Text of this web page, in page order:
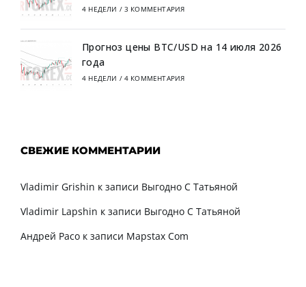
4 НЕДЕЛИ / 3 КОММЕНТАРИЯ
Прогноз цены BTC/USD на 14 июля 2026
года
4 НЕДЕЛИ / 4 КОММЕНТАРИЯ
СВЕЖИЕ КОММЕНТАРИИ
Vladimir Grishin к записи Выгодно С Татьяной
Vladimir Lapshin к записи Выгодно С Татьяной
Андрей Расо к записи Mapstax Com